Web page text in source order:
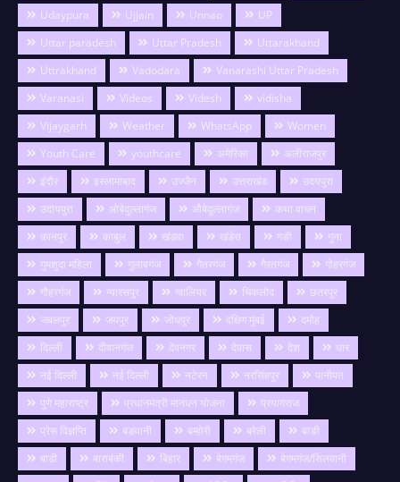
Udaypura
Ujjain Unnao
UP
Uttar paradesh
Uttar Pradesh
Uttarakhand
Uttrakhand
Vadodara
Vanarashi Uttar Pradesh
Varanasi
Videos Videsh
vidisha
Vijaygarh
Weather WhatsApp
Women
Youth Care
youthcare अमेरिका
अलीराजपुर
इंदौर
इस्लामाबाद उज्जैन उत्तराखंड
उदयपुरा
उदायपुरा
ओबेदुल्लागंज औबेदुल्लागंज
कथा वाचन
कानपुर
काबुल खंडवा खंडेरा गङी
गुना
गुमशुदा महिला
गुलाबगंज गैतरगंज गैरतगंज
गोहरगंज
गौहरगंज
ग्यारसपुर ग्वालियर चिकलोद
छतरपुर
जबलपुर
जयपुर जोधपुर दक्षिण मुंबई
दमोह
दिल्ली
दीवानगंज देवनगर देवास देश
धार
नई दिल्ली
नई दिल्ली नटेरन नरसिंहपुर
पानीपत
पुणे महाराष्ट्र
प्रधानमंत्री मानधन योजना
प्रयागराज
प्रेस विज्ञप्ति
बङवानी बम्होरी बरेली
बाङी
बाडी
बाराबंकी बिहार बेगमगंज
बेगमगंज/सिलवानी